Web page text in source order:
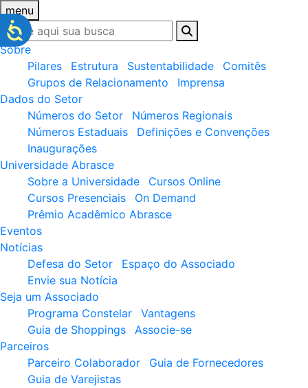
menu
Sobre
Pilares
Estrutura Sustentabilidade
Comitês
Grupos de Relacionamento
Imprensa
Dados do Setor
Números do Setor
Números Regionais
Números Estaduais
Definições e Convenções
Inaugurações
Universidade Abrasce
Sobre a Universidade
Cursos Online
Cursos Presenciais
On Demand
Prêmio Acadêmico Abrasce
Eventos
Notícias
Defesa do Setor
Espaço do Associado
Envie sua Notícia
Seja um Associado
Programa Constelar
Vantagens
Guia de Shoppings
Associe-se
Parceiros
Parceiro Colaborador
Guia de Fornecedores
Guia de Varejistas